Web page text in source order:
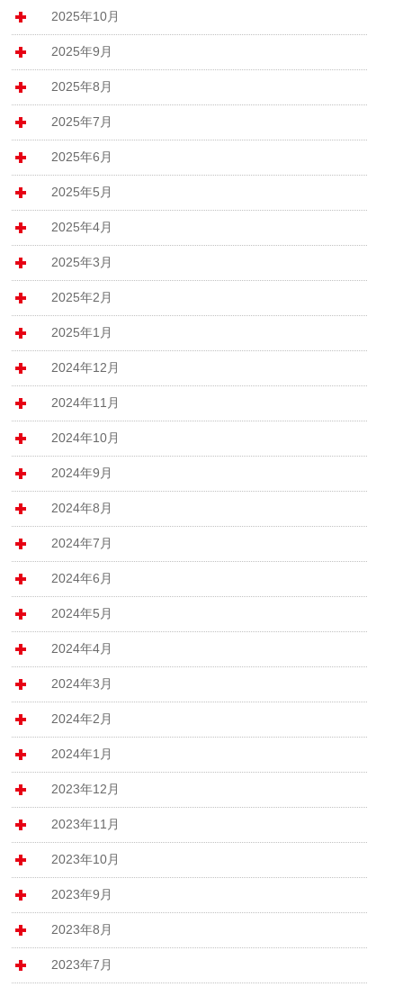
2025年10月
2025年9月
2025年8月
2025年7月
2025年6月
2025年5月
2025年4月
2025年3月
2025年2月
2025年1月
2024年12月
2024年11月
2024年10月
2024年9月
2024年8月
2024年7月
2024年6月
2024年5月
2024年4月
2024年3月
2024年2月
2024年1月
2023年12月
2023年11月
2023年10月
2023年9月
2023年8月
2023年7月